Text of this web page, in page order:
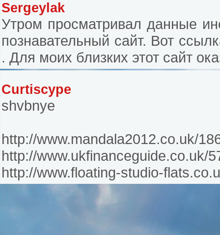
Sergeylak
Утром просматривал данные
познавательный сайт. Вот
. Для моих близких этот сайт
Curtiscype
shvbnye
http://www.mandala2012.co.uk/
http://www.ukfinanceguide.co.uk/
http://www.floating-studio-